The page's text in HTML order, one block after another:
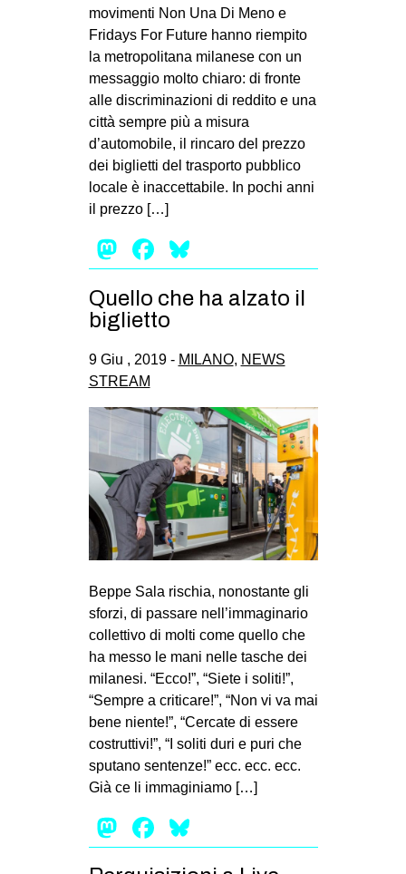
EUROPA
MEDIO ORIENTE
MONDO
EVENTI
SEARCH
movimenti Non Una Di Meno e
Fridays For Future hanno riempito
la metropolitana milanese con un
messaggio molto chiaro: di fronte
alle discriminazioni di reddito e una
città sempre più a misura
d’automobile, il rincaro del prezzo
dei biglietti del trasporto pubblico
locale è inaccettabile. In pochi anni
il prezzo […]
Mastodon
Facebook
Quello che ha alzato il
biglietto
9 Giu , 2019 - MILANO, NEWS
STREAM
Beppe Sala rischia, nonostante gli
sforzi, di passare nell’immaginario
collettivo di molti come quello che
ha messo le mani nelle tasche dei
milanesi. “Ecco!”, “Siete i soliti!”,
“Sempre a criticare!”, “Non vi va mai
bene niente!”, “Cercate di essere
costruttivi!”, “I soliti duri e puri che
sputano sentenze!” ecc. ecc. ecc.
Già ce li immaginiamo […]
Mastodon
Facebook